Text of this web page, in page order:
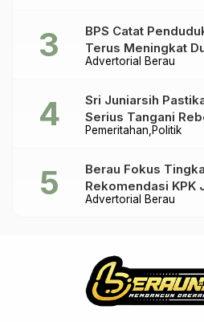
Advertorial Berau
BPS Catat
Terus Meningkat
Pemeritahan Politik
Sri Juniarsih
Serius Tangani
Praktik Ilegal
Advertorial Berau
Berau Fokus
Rekomendasi KPK